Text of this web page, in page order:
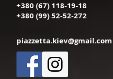
+380 (67) 118-19-18
+380 (99) 52-52-272
piazzetta.kiev@gmail.com